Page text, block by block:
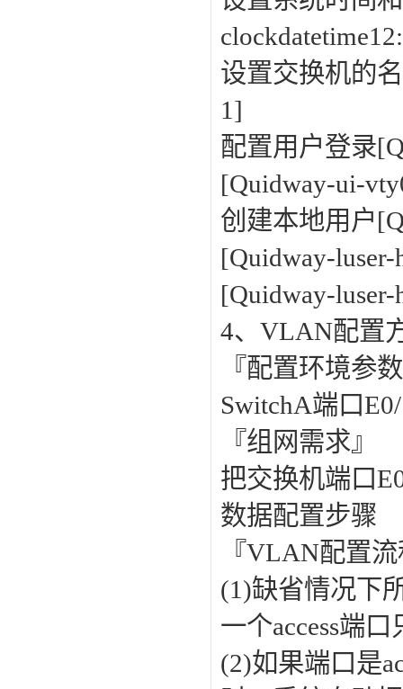
设置交换机的
1]
配置用户登录
[Quidway-ui-
创建本地用户
[Quidway-
[Quidway-
4、VLAN配置
『配置环境参
SwitchA端口
『组网需求』
把交换机端口
数据配置步骤
『VLAN配置
(1)缺省情况下
一个access端
(2)如果端口是